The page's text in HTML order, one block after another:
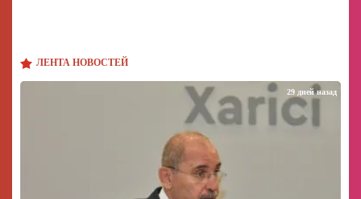
ЛЕНТА НОВОСТЕЙ
29 дней назад